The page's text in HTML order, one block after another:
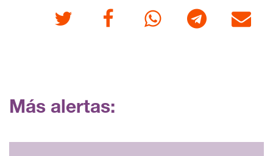
Twitter FacebookWhatsappTelegram Correo
Más alertas: